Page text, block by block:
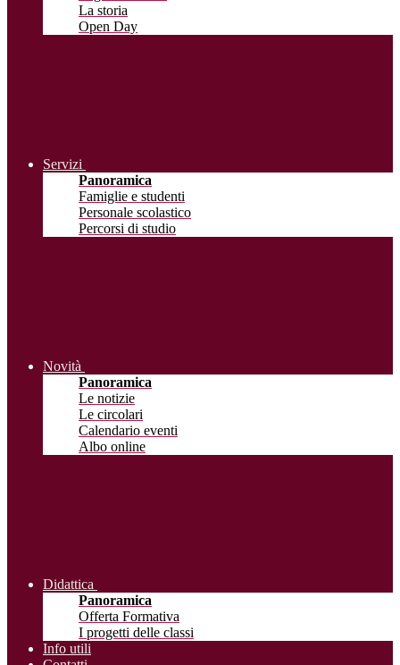
La storia
Open Day
Servizi
Panoramica
Famiglie e studenti
Personale scolastico
Percorsi di studio
Novità
Panoramica
Le notizie
Le circolari
Calendario eventi
Albo online
Didattica
Panoramica
Offerta Formativa
I progetti delle classi
Info utili